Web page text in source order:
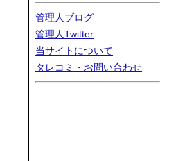
管理人ブログ
管理人Twitter
当サイトについて
タレコミ・お問い合わせ